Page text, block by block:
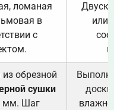
ломаная
в
с
или
обрезной
сушки
мм. Шаг
доски